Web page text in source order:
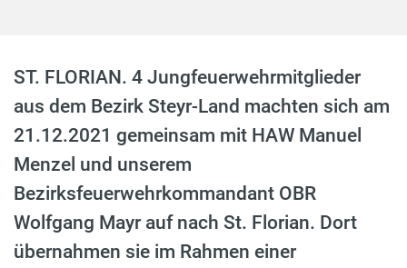
ST. FLORIAN. 4 Jungfeuerwehrmitglieder
aus dem Bezirk Steyr-Land machten sich am
21.12.2021 gemeinsam mit HAW Manuel
Menzel und unserem
Bezirksfeuerwehrkommandant OBR
Wolfgang Mayr auf nach St. Florian. Dort
übernahmen sie im Rahmen einer